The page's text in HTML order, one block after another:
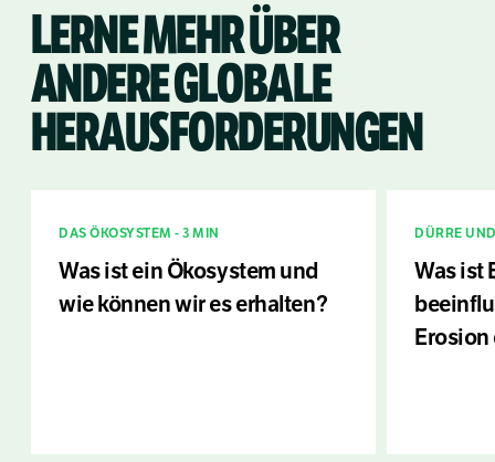
LERNE MEHR ÜBER
ANDERE GLOBALE
HERAUSFORDERUNGEN
DAS ÖKOSYSTEM - 3 MIN
Was ist ein Ökosystem und
wie können wir es erhalten?
DÜRRE
Was ist